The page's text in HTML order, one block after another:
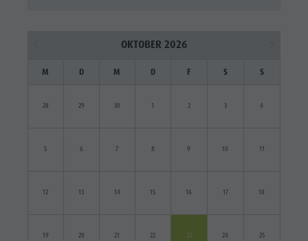
OKTOBER 2026
M D M D F S S
28 29 30 1 2 3 4
5 6 7 8 9 10 11
12 13 14 15 16 17 18
19 20 21 22 23 24 25